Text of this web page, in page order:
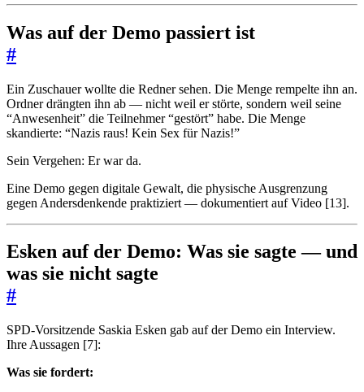
Was auf der Demo passiert ist
#
Ein Zuschauer wollte die Redner sehen. Die Menge rempelte ihn an.
Ordner drängten ihn ab — nicht weil er störte, sondern weil seine
“Anwesenheit” die Teilnehmer “gestört” habe. Die Menge
skandierte: “Nazis raus! Kein Sex für Nazis!”
Sein Vergehen: Er war da.
Eine Demo gegen digitale Gewalt, die physische Ausgrenzung
gegen Andersdenkende praktiziert — dokumentiert auf Video [13].
Esken auf der Demo: Was sie sagte — und
was sie nicht sagte
#
SPD-Vorsitzende Saskia Esken gab auf der Demo ein Interview.
Ihre Aussagen [7]:
Was sie fordert: